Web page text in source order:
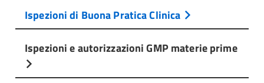
Ispezioni di Buona Pratica Clinica
Ispezioni e autorizzazioni GMP materie prime